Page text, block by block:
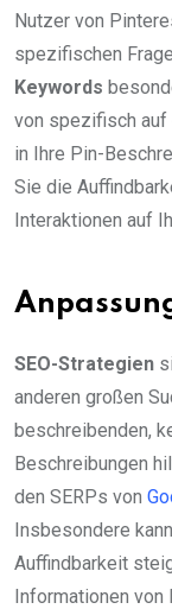
Nutzer von
spezifischen
Keywords
von spezifisch auf
in Ihre Pin-
Sie die
Interaktionen auf
SEO-Strategien
anderen großen
beschreibenden,
Beschreibungen
den SERPs von
Insbesondere
Auffindbarkeit
Informationen